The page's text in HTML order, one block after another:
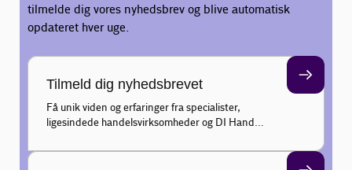
tilmelde dig vores nyhedsbrev og blive automatisk
opdateret hver uge.
Tilmeld dig nyhedsbrevet
Få unik viden og erfaringer fra specialister,
ligesindede handelsvirksomheder og DI Handel
kundeadfærd hver uge, og gør din faglige profil